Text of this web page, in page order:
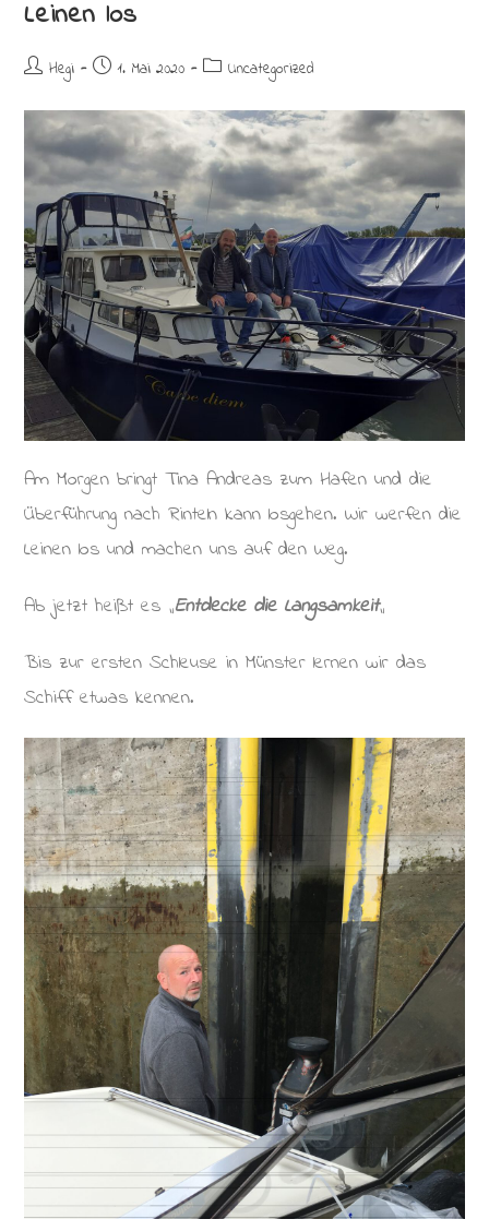
Leinen los
Beitrags-
Hegi
Beitrag1. Mai 2020
Beitrags-
Uncategorized
Am Morgen bringt Tina Andreas zum Hafen und die
Überführung nach Rinteln kann losgehen. Wir werfen die
Leinen los und machen uns auf den Weg.
Ab jetzt heißt es „Entdecke die Langsamkeit„
Bis zur ersten Schleuse in Münster lernen wir das
Schiff etwas kennen.